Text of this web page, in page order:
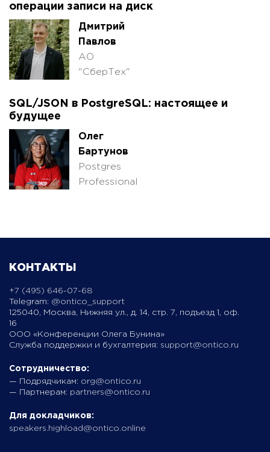
операции записи на диск
Дмитрий
Павлов
АО
"СберТех"
SQL/JSON в PostgreSQL: настоящее и
будущее
Олег
Бартунов
Postgres
Professional
КОНТАКТЫ
+7 (495) 646-07-68
Telegram: @ontico_support
125040, Москва, Нижняя ул., д. 14, стр. 7, подъезд 1, оф.
16
ООО «Конференции Олега Бунина»
Служба поддержки и бухгалтерия: support@ontico.ru
Сотрудничество:
— Подрядчикам: org@ontico.ru
— Партнерам: partners@ontico.ru
Для докладчиков:
speakers.highload@ontico.online